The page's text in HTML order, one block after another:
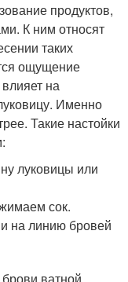
продуктов,
К ним относят
таких
ощущение
на
Именно
Такие настойки
луковицы или
сок.
на линию бровей